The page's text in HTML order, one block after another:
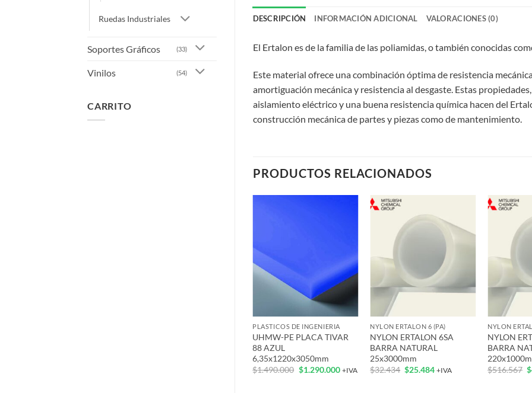
Ruedas Industriales
Soportes Gráficos (33)
Vinilos (54)
CARRITO
DESCRIPCIÓN INFORMACIÓN ADICIONAL VALORACIONES (0)
El Ertalon es de la familia de las poliamidas, o también conocidas
Este material ofrece una combinación óptima de resistencia
amortiguación mecánica y resistencia al desgaste. Estas
aislamiento eléctrico y una buena resistencia química hacen del
construcción mecánica de partes y piezas como de mantenimiento.
PRODUCTOS RELACIONADOS
PLASTICOS DE INGENIERIA
UHMW-PE PLACA TIVAR
88 AZUL
6,35x1220x3050mm
$1.490.000 El
$1.290.000El+IVA
Add to
wishlist
NYLON ERTALON 6 (PA)
NYLON ERTALON 6SA
BARRA NATURAL
25x3000mm
$32.434 El
$25.484El+IVA
NYLON
NYLON
BARRA
$516.567 $